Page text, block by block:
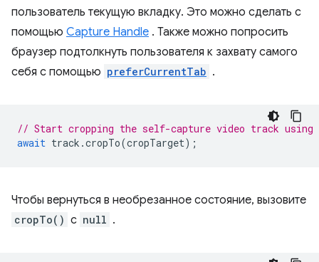
пользователь текущую вкладку. Это можно сделать с
помощью Capture Handle . Также можно попросить
браузер подтолкнуть пользователя к захвату самого
себя с помощью preferCurrentTab .
// Start cropping the self-capture video track using
await track .cropTo(cropTarget);
Чтобы вернуться в необрезанное состояние, вызовите
cropTo() с null .